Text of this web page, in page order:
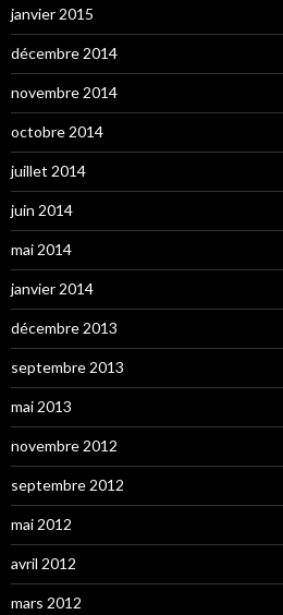
janvier 2015
décembre 2014
novembre 2014
octobre 2014
juillet 2014
juin 2014
mai 2014
janvier 2014
décembre 2013
septembre 2013
mai 2013
novembre 2012
septembre 2012
mai 2012
avril 2012
mars 2012